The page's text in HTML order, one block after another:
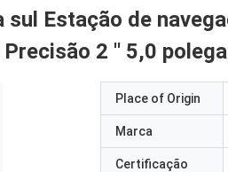
Estação de
2 ′′ 5,0
Place of Origin
Marca
Certificação